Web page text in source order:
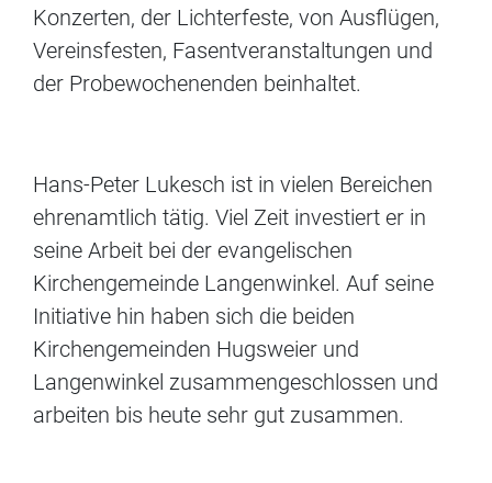
Konzerten, der Lichterfeste, von Ausflügen,
Vereinsfesten, Fasentveranstaltungen und
der Probewochenenden beinhaltet.
Hans-Peter Lukesch ist in vielen Bereichen
ehrenamtlich tätig. Viel Zeit investiert er in
seine Arbeit bei der evangelischen
Kirchengemeinde Langenwinkel. Auf seine
Initiative hin haben sich die beiden
Kirchengemeinden Hugsweier und
Langenwinkel zusammengeschlossen und
arbeiten bis heute sehr gut zusammen.